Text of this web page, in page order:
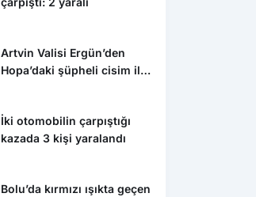
Artvin Valisi Ergün’den
Hopa’daki şüpheli cisim ile
yeniden trafiğe açıldı”
İki otomobilin çarpıştığı
kazada 3 kişi yaralandı
Bolu’da kırmızı ışıkta geçen